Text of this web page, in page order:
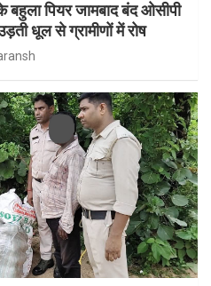
बहुला पियर जामबाद बंद ओसीपी
धूल से ग्रामीणों में रोष